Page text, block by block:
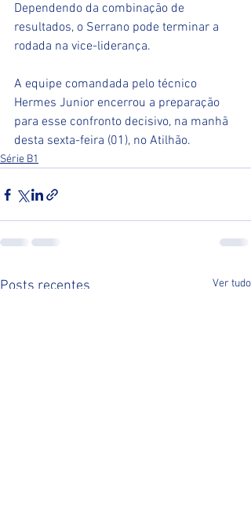
Dependendo da combinação de
resultados, o Serrano pode terminar a
rodada na vice-liderança.
A equipe comandada pelo técnico
Hermes Junior encerrou a preparação
para esse confronto decisivo, na manhã
desta sexta-feira (01), no Atilhão.
Série B1
Posts recentes Ver tudo